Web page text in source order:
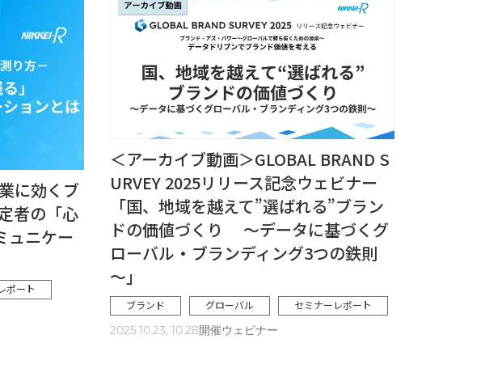
に効くブ
者の「心
ュニケー
ポート
＜アーカイブ動画＞GLOBAL BRAND S
URVEY 2025リリース記念ウェビナー
「国、地域を越えて”選ばれる”ブラン
ドの価値づくり ～データに基づくグ
ローバル・ブランディング3つの鉄則
～」
ブランド グローバル セミナーレポート
2025.10.23, 10.28開催ウェビナー